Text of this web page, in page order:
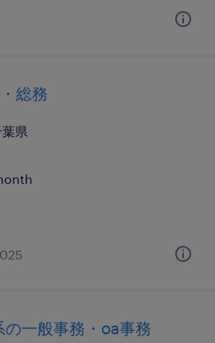
総務
県
一般事務・oa事務